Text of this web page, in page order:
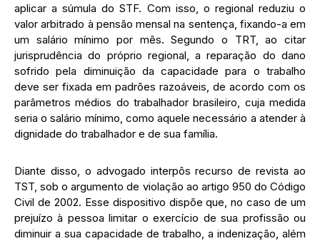
aplicar a súmula do STF. Com isso, o regional reduziu o
valor arbitrado à pensão mensal na sentença, fixando-a em
um salário mínimo por mês. Segundo o TRT, ao citar
jurisprudência do próprio regional, a reparação do dano
sofrido pela diminuição da capacidade para o trabalho
deve ser fixada em padrões razoáveis, de acordo com os
parâmetros médios do trabalhador brasileiro, cuja medida
seria o salário mínimo, como aquele necessário a atender à
dignidade do trabalhador e de sua família.
Diante disso, o advogado interpôs recurso de revista ao
TST, sob o argumento de violação ao artigo 950 do Código
Civil de 2002. Esse dispositivo dispõe que, no caso de um
prejuízo à pessoa limitar o exercício de sua profissão ou
diminuir a sua capacidade de trabalho, a indenização, além